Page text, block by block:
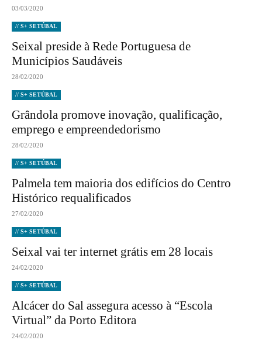
03/03/2020
// S+ SETÚBAL
Seixal preside à Rede Portuguesa de
Municípios Saudáveis
28/02/2020
// S+ SETÚBAL
Grândola promove inovação, qualificação,
emprego e empreendedorismo
28/02/2020
// S+ SETÚBAL
Palmela tem maioria dos edifícios do Centro
Histórico requalificados
27/02/2020
// S+ SETÚBAL
Seixal vai ter internet grátis em 28 locais
24/02/2020
// S+ SETÚBAL
Alcácer do Sal assegura acesso à “Escola
Virtual” da Porto Editora
24/02/2020